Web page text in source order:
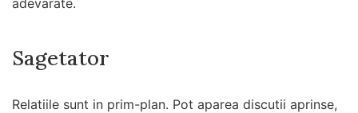
Sagetator
Relatiile sunt in prim-plan. Pot aparea discutii aprinse,